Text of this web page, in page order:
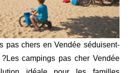
pas chers en Vendée séduisent-
campings pas cher Vendée